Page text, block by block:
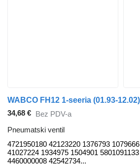
34,68 € Bez PDV-a
Pneumatski ventil
4721950180 42123220 1376793 1079666
41027224 1934975 1504901 5801091133
4460000008 42542734...